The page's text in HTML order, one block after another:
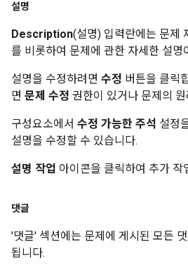
설명
Description(설명) 입력란에는 문제
를 비롯하여 문제에 관한 자세한 설명
설명을 수정하려면 수정 버튼을 클릭
면 문제 수정 권한이 있거나 문제의
구성요소에서 수정 가능한 주석 설정
설명을 수정할 수 있습니다.
설명 작업 아이콘을 클릭하여 추가 작
댓글
'댓글' 섹션에는 문제에 게시된 모든
됩니다.